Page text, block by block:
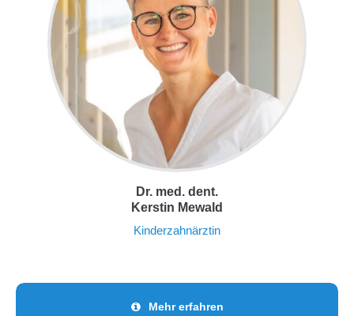
Dr. med. dent.
Kerstin Mewald
Kinderzahnärztin
Mehr erfahren